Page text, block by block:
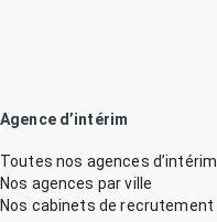
Agence d’intérim
Toutes nos agences d’intérim
Nos agences par ville
Nos cabinets de recrutement